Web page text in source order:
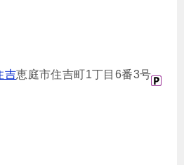
吉恵庭市住吉町1丁目6番3号